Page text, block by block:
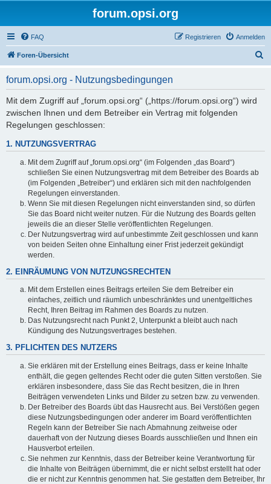
forum.opsi.org
FAQ Anmelden
Registrieren
Foren-Übersicht
forum.opsi.org - Nutzungsbedingungen
Mit dem Zugriff auf „forum.opsi.org“ („https://forum.opsi.org“) wird
zwischen Ihnen und dem Betreiber ein Vertrag mit folgenden
Regelungen geschlossen:
1. NUTZUNGSVERTRAG
Mit dem Zugriff auf „forum.opsi.org“ (im Folgenden „das Board“)
schließen Sie einen Nutzungsvertrag mit dem Betreiber des Boards ab
(im Folgenden „Betreiber“) und erklären sich mit den nachfolgenden
Regelungen einverstanden.
Wenn Sie mit diesen Regelungen nicht einverstanden sind, so dürfen
Sie das Board nicht weiter nutzen. Für die Nutzung des Boards gelten
jeweils die an dieser Stelle veröffentlichten Regelungen.
Der Nutzungsvertrag wird auf unbestimmte Zeit geschlossen und kann
von beiden Seiten ohne Einhaltung einer Frist jederzeit gekündigt
werden.
2. EINRÄUMUNG VON NUTZUNGSRECHTEN
Mit dem Erstellen eines Beitrags erteilen Sie dem Betreiber ein
einfaches, zeitlich und räumlich unbeschränktes und unentgeltliches
Recht, Ihren Beitrag im Rahmen des Boards zu nutzen.
Das Nutzungsrecht nach Punkt 2, Unterpunkt a bleibt auch nach
Kündigung des Nutzungsvertrages bestehen.
3. PFLICHTEN DES NUTZERS
Sie erklären mit der Erstellung eines Beitrags, dass er keine Inhalte
enthält, die gegen geltendes Recht oder die guten Sitten verstoßen. Sie
erklären insbesondere, dass Sie das Recht besitzen, die in Ihren
Beiträgen verwendeten Links und Bilder zu setzen bzw. zu verwenden.
Der Betreiber des Boards übt das Hausrecht aus. Bei Verstößen gegen
diese Nutzungsbedingungen oder anderer im Board veröffentlichten
Regeln kann der Betreiber Sie nach Abmahnung zeitweise oder
dauerhaft von der Nutzung dieses Boards ausschließen und Ihnen ein
Hausverbot erteilen.
Sie nehmen zur Kenntnis, dass der Betreiber keine Verantwortung für
die Inhalte von Beiträgen übernimmt, die er nicht selbst erstellt hat oder
die er nicht zur Kenntnis genommen hat. Sie gestatten dem Betreiber, Ihr